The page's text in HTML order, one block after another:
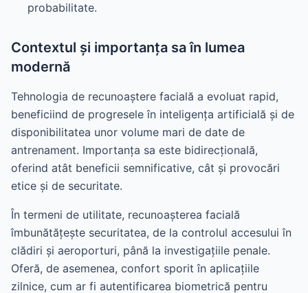
probabilitate.
Contextul și importanța sa în lumea
modernă
Tehnologia de recunoaștere facială a evoluat rapid,
beneficiind de progresele în inteligența artificială și de
disponibilitatea unor volume mari de date de
antrenament. Importanța sa este bidirecțională,
oferind atât beneficii semnificative, cât și provocări
etice și de securitate.
În termeni de utilitate, recunoașterea facială
îmbunătățește securitatea, de la controlul accesului în
clădiri și aeroporturi, până la investigațiile penale.
Oferă, de asemenea, confort sporit în aplicațiile
zilnice, cum ar fi autentificarea biometrică pentru